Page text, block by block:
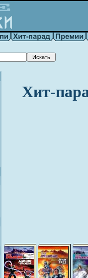
Хит-